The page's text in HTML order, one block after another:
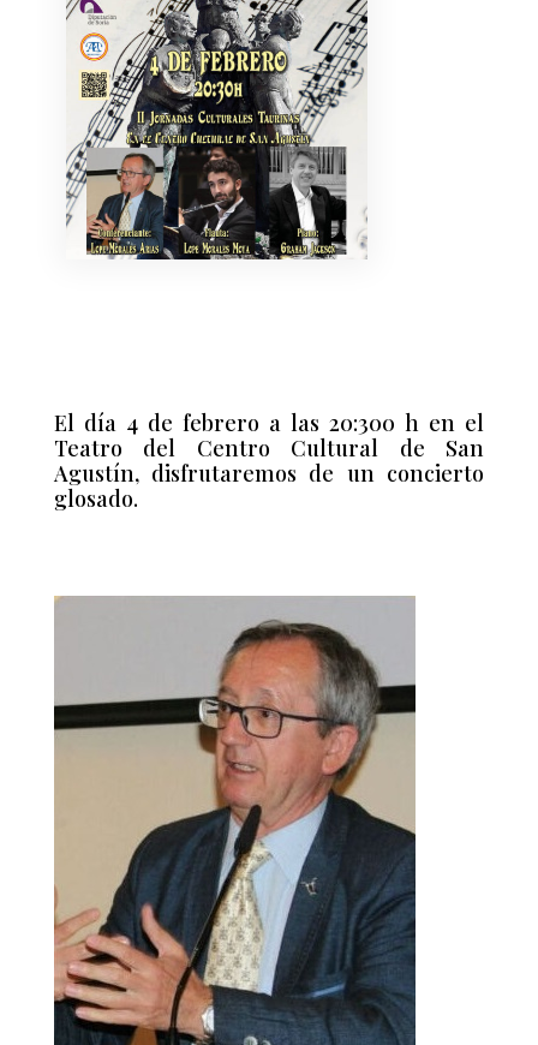
El día 4 de febrero a las 20:300 h en el
Teatro del Centro Cultural de San
Agustín, disfrutaremos de un concierto
glosado.